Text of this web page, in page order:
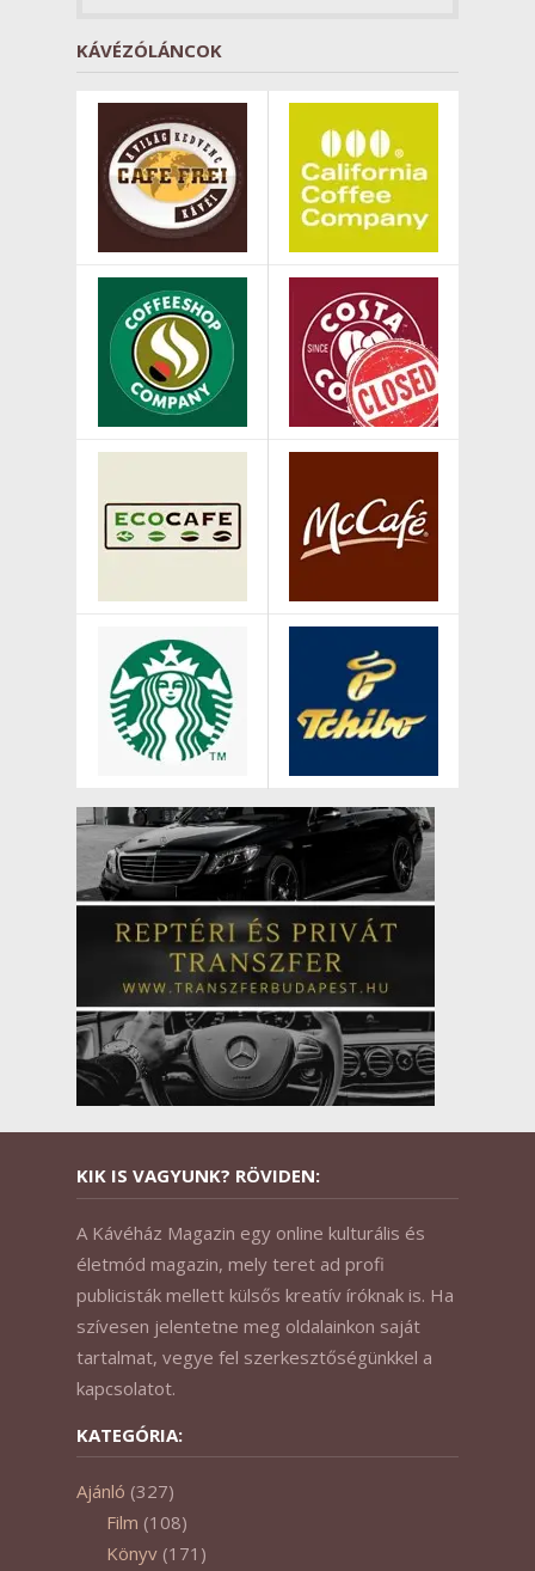
KÁVÉZÓLÁNCOK
KIK IS VAGYUNK? RÖVIDEN:
A Kávéház Magazin egy online kulturális és
életmód magazin, mely teret ad profi
publicisták mellett külsős kreatív íróknak is. Ha
szívesen jelentetne meg oldalainkon saját
tartalmat, vegye fel szerkesztőségünkkel a
kapcsolatot.
KATEGÓRIA:
Ajánló (327)
Film (108)
Könyv (171)